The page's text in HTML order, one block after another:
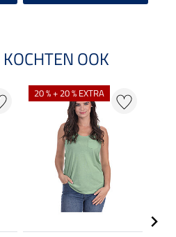
OOK
20 % + 20 % EXTRA